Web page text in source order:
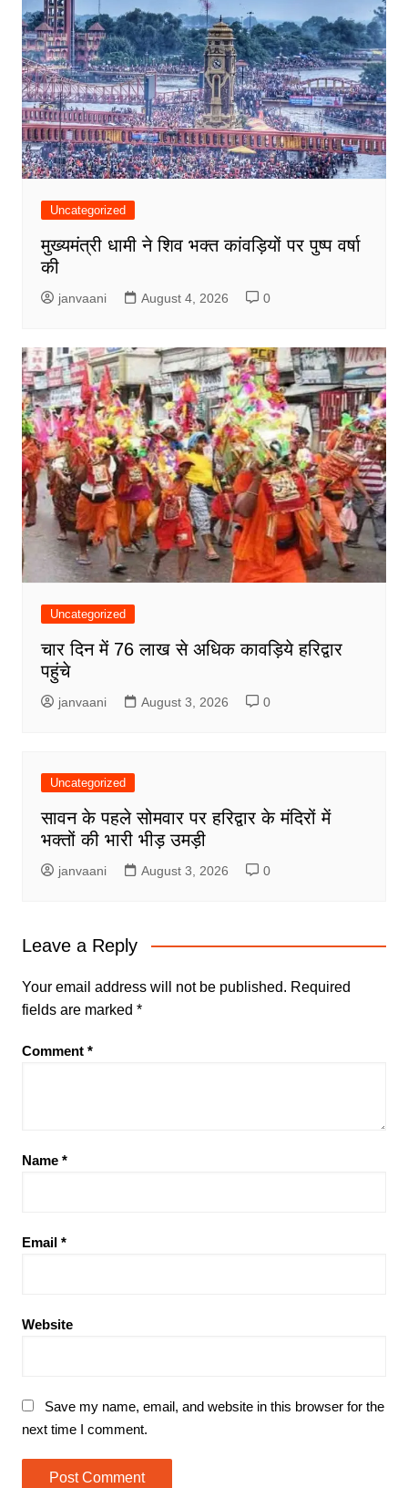
Uncategorized
मुख्यमंत्री धामी ने शिव भक्त कांवड़ियों पर पुष्प वर्षा
की
janvaani August 4, 2026 0
Uncategorized
चार दिन में 76 लाख से अधिक कावड़िये हरिद्वार
पहुंचे
janvaani August 3, 2026 0
Uncategorized
सावन के पहले सोमवार पर हरिद्वार के मंदिरों में
भक्तों की भारी भीड़ उमड़ी
janvaani August 3, 2026 0
Leave a Reply
Your email address will not be published. Required
fields are marked *
Comment *
Name *
Email *
Website
Save my name, email, and website in this browser for the
next time I comment.